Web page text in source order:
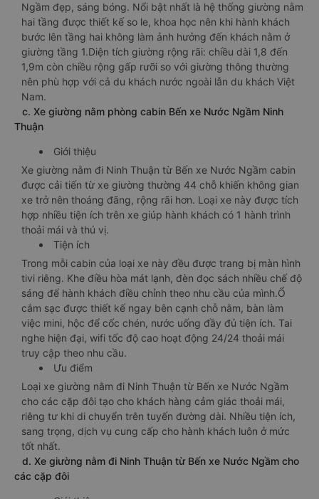
Ngầm đẹp, sáng bóng. Nổi bật nhất là hệ thống giường nằm
hai tầng được thiết kế so le, khoa học nên khi hành khách
bước lên tầng hai không làm ảnh hưởng đến khách nằm ở
giường tầng 1.Diện tích giường rộng rãi: chiều dài 1,8 đến
1,9m còn chiều rộng gấp rưỡi so với giường thông thường
nên phù hợp với cả du khách nước ngoài lẫn du khách Việt
Nam.
c. Xe giường nằm phòng cabin Bến xe Nước Ngầm Ninh
Thuận
Giới thiệu
Xe giường nằm đi Ninh Thuận từ Bến xe Nước Ngầm cabin
được cải tiến từ xe giường thường 44 chỗ khiến không gian
xe trở nên thoáng đãng, rộng rãi hơn. Loại xe này được tích
hợp nhiều tiện ích trên xe giúp hành khách có 1 hành trình
thoải mái và thú vị.
Tiện ích
Trong mỗi cabin của loại xe này đều được trang bị màn hình
tivi riêng. Khe điều hòa mát lạnh, đèn đọc sách nhiều chế độ
sáng để hành khách điều chỉnh theo nhu cầu của mình.Ổ
cắm sạc được thiết kế ngay bên cạnh chỗ nằm, bàn làm
việc mini, hộc để cốc chén, nước uống đầy đủ tiện ích. Tai
nghe hiện đại, wifi tốc độ cao hoạt động 24/24 thoải mái
truy cập theo nhu cầu.
Ưu điểm
Loại xe giường nằm đi Ninh Thuận từ Bến xe Nước Ngầm
cho các cặp đôi tạo cho khách hàng cảm giác thoải mái,
riêng tư khi di chuyển trên tuyến đường dài. Nhiều tiện ích,
sang trọng, dịch vụ cung cấp cho hành khách luôn ở mức
tốt nhất.
d. Xe giường nằm đi Ninh Thuận từ Bến xe Nước Ngầm cho
các cặp đôi